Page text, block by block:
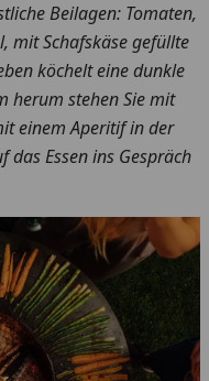
Beilagen: Tomaten,
mit Schafskäse gefüllte
köchelt eine dunkle
herum stehen Sie mit
einem Aperitif in der
Essen ins Gespräch